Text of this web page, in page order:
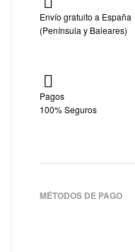
Envío gratuito a España
(Península y Baleares)
Pagos
100% Seguros
MÉTODOS DE PAGO